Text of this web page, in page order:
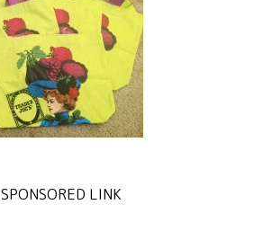
SPONSORED LINK